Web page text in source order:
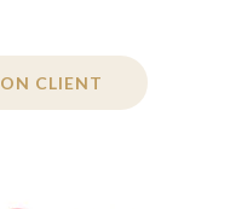
CLIENT